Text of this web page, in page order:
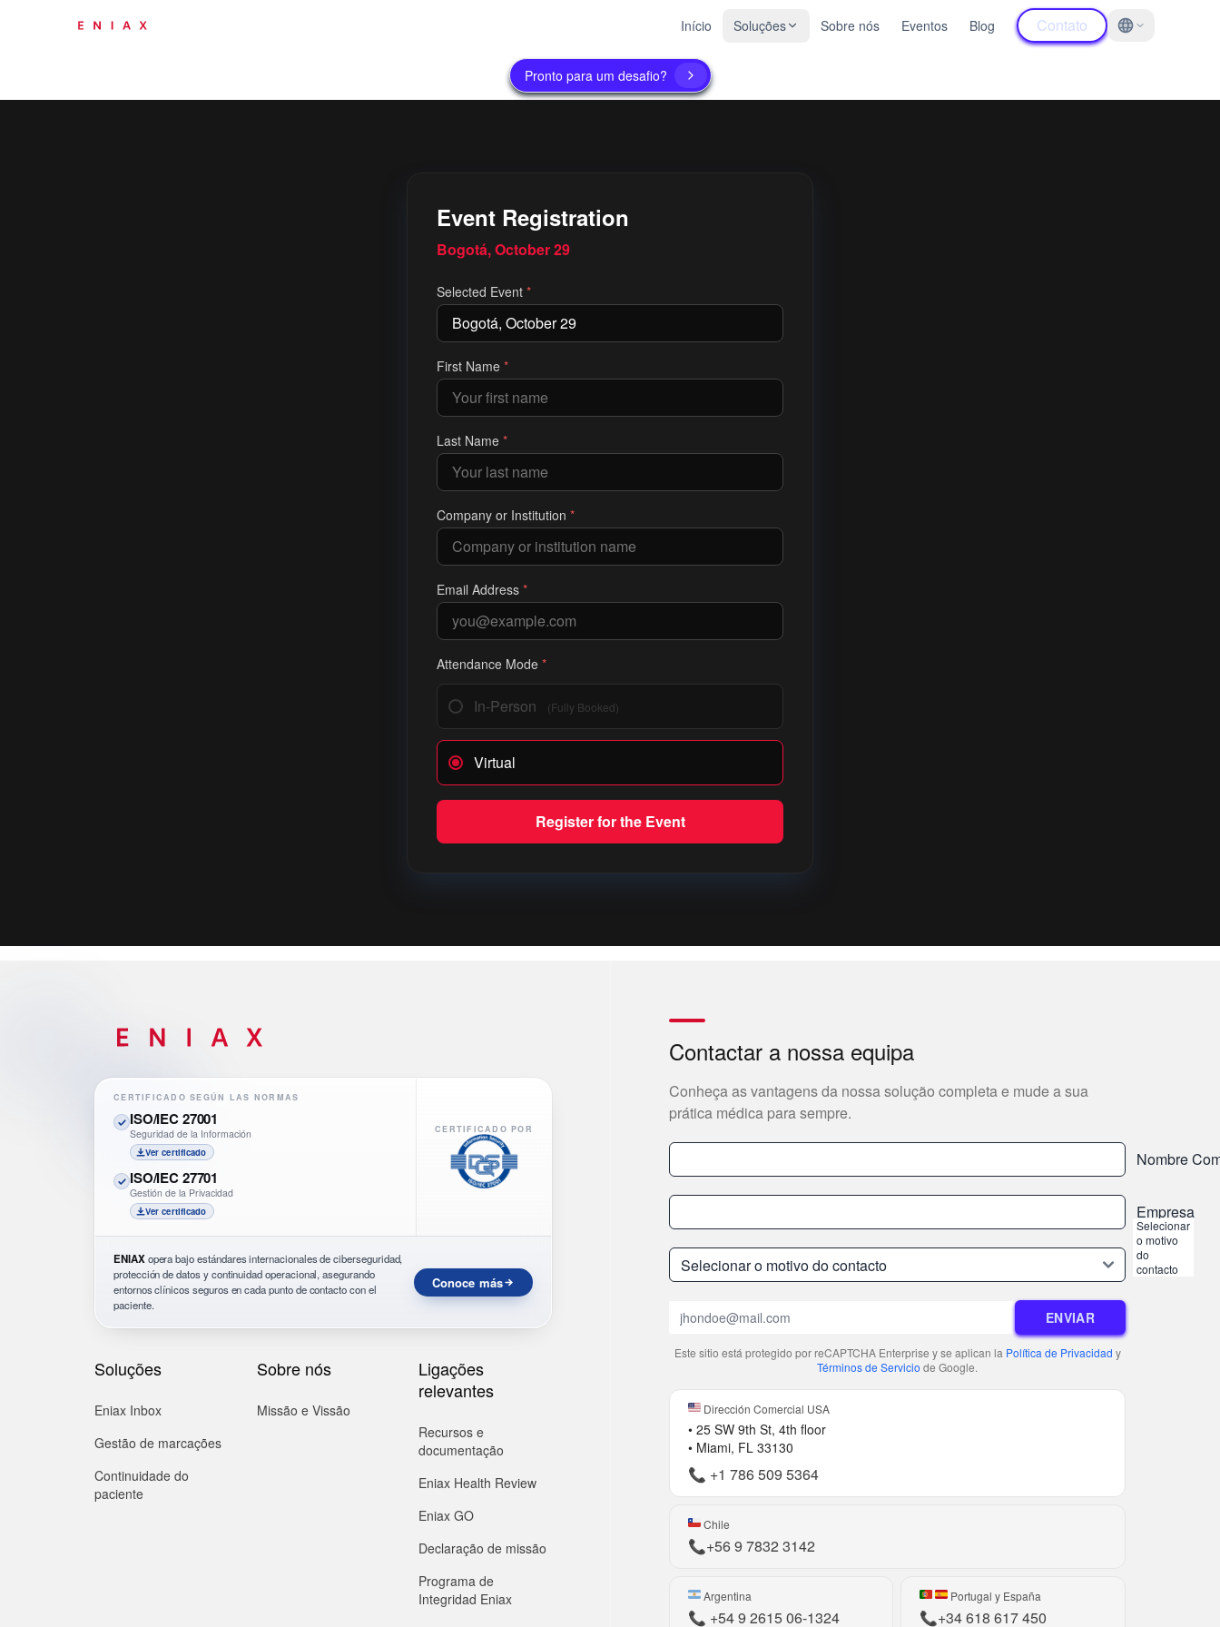
Início Soluções Sobre nós Eventos Blog Contato
Pronto para um desafio?
Event Registration
Bogotá, October 29
Selected Event *
First Name *
Last Name *
Company or Institution *
Email Address *
Attendance Mode *
In-Person (Fully Booked)
Virtual
Register for the Event
Contactar a nossa equipa
Conheça as vantagens da nossa solução completa e mude a sua
prática médica para sempre.
Nombre
Empresa
Selecionar
o motivo
do
contacto
Email ENVIAR
Este sitio está protegido por reCAPTCHA Enterprise y se aplican la Política de Privacidad y
Términos de Servicio de Google.
Dirección Comercial USA
• 25 SW 9th St, 4th floor
• Miami, FL 33130
📞 +1 786 509 5364
Chile
📞+56 9 7832 3142
Argentina
📞 +54 9 2615 06-1324
Portugal y España
📞+34 618 617 450
CERTIFICADO SEGÚN LAS NORMAS
ISO/IEC 27001
Seguridad de la Información
Ver certificado
ISO/IEC 27701
Gestión de la Privacidad
Ver certificado
CERTIFICADO POR
ENIAXopera bajo estándares internacionales de ciberseguridad,
protección de datos y continuidad operacional, asegurando
entornos clínicos seguros en cada punto de contacto con el
paciente.
Conoce más
Soluções
Eniax Inbox
Gestão de marcações
Continuidade do
paciente
Sobre nós
Missão e Vissão
Ligações
relevantes
Recursos e
documentação
Eniax Health Review
Eniax GO
Declaração de missão
Programa de
Integridad Eniax